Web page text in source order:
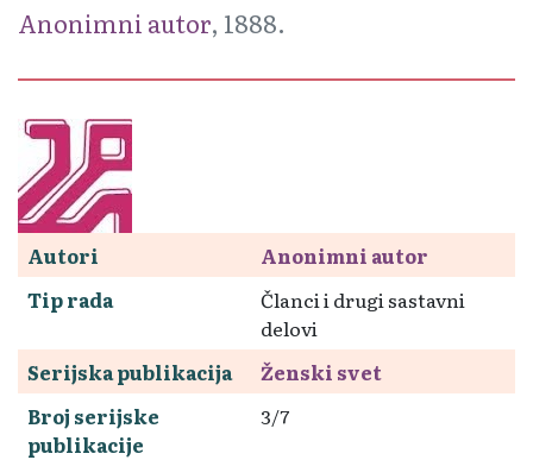
Anonimni autor, 1888.
Autori
Anonimni autor
Tip rada
Članci i drugi sastavni
delovi
Serijska publikacija
Ženski svet
Broj serijske
publikacije
3/7